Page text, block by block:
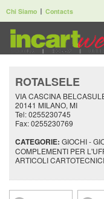
Chi Siamo Contacts
ROTALSELE
VIA CASCINA
20141 MILANO, MI
Tel: 0255230745
Fax: 0255230769
CATEGORIE: GIOCHI -
COMPLEMENTI PER
ARTICOLI CARTOTECNICI